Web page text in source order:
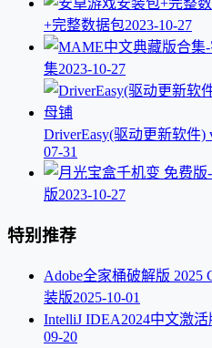
+完整数据包2023-10-27
集2023-10-27
DriverEasy(驱动更新软件)
07-31
版2023-10-27
特别推荐
Adobe全家桶破解版 2025
装版2025-10-01
IntelliJ IDEA2024中文激
09-20